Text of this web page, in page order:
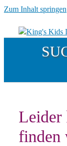
Zum Inhalt springen
Leider
finden